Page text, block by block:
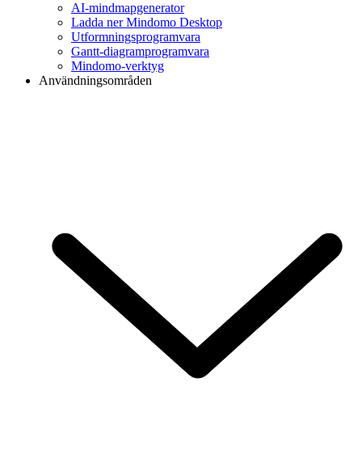
AI-mindmapgenerator
Ladda ner Mindomo Desktop
Utformningsprogramvara
Gantt-diagramprogramvara
Mindomo-verktyg
Användningsområden